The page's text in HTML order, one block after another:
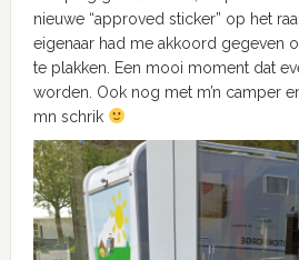
nieuwe “approved sticker” op het
eigenaar had me akkoord gegeven
te plakken. Een mooi moment dat
worden. Ook nog met m’n camper
mn schrik